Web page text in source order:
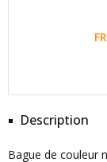
Description
Bague de couleur